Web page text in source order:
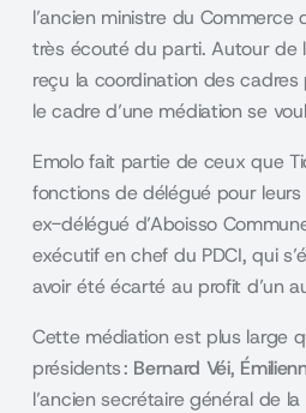
l’ancien ministre du Commerce
très écouté du parti. Autour
reçu la coordination des
le cadre d’une médiation se
Emolo fait partie de ceux que
fonctions de délégué pour
ex-délégué d’Aboisso
exécutif en chef du PDCI, qui
avoir été écarté au profit d’un
Cette médiation est plus large
présidents : Bernard Véi,
l’ancien secrétaire général de